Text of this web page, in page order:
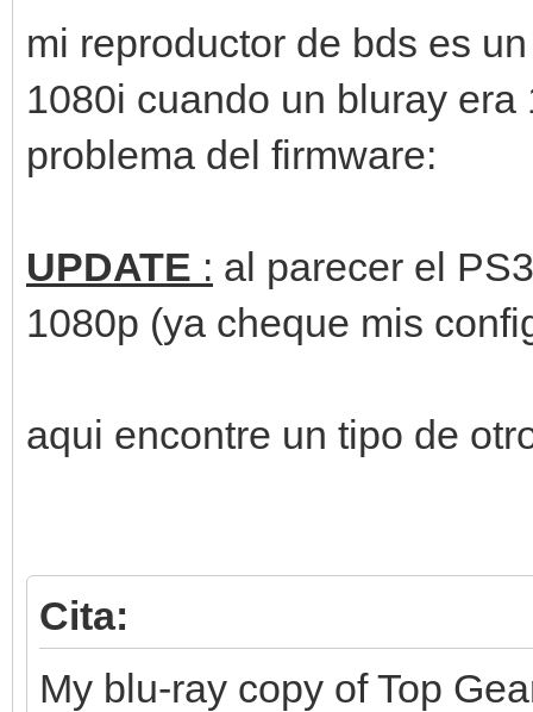
mi reproductor de bds es
1080i cuando un bluray
problema del firmware:
UPDATE : al parecer el
1080p (ya cheque mis
aqui encontre un tipo de
Cita:
My blu-ray copy of Top